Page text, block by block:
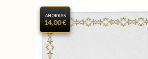
AHORRAS
14,00 €